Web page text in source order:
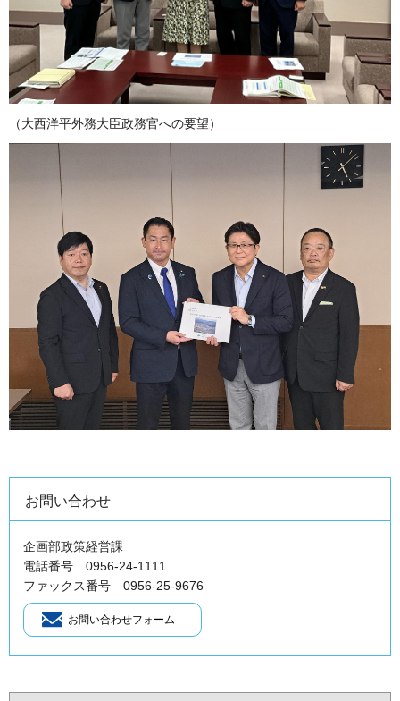
（大西洋平外務大臣政務官への要望）
お問い合わせ
企画部政策経営課
電話番号 0956-24-1111
ファックス番号 0956-25-9676